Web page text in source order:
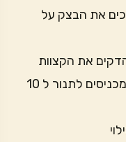
את הבצק על
את הקצוות
מחוררים מעט את הבצק עם מזלג ומכניסים לתנור ל 10